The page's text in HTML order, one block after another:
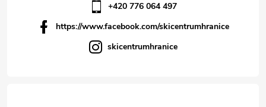
+420 776 064 497
https://www.facebook.com/skicentrumhranice
skicentrumhranice